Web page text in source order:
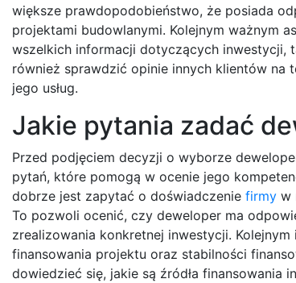
większe prawdopodobieństwo, że posiada
projektami budowlanymi. Kolejnym ważnym
wszelkich informacji dotyczących inwestycji,
również sprawdzić opinie innych klientów na
jego usług.
Jakie pytania zadać
Przed podjęciem decyzji o wyborze
pytań, które pomogą w ocenie jego
dobrze jest zapytać o doświadczenie firmy w
To pozwoli ocenić, czy deweloper ma
zrealizowania konkretnej inwestycji.
finansowania projektu oraz stabilności
dowiedzieć się, jakie są źródła finansowania